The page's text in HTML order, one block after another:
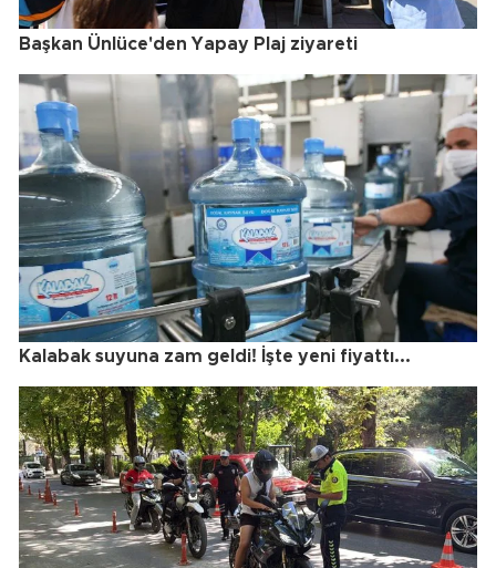
Başkan Ünlüce'den Yapay Plaj ziyareti
Kalabak suyuna zam geldi! İşte yeni fiyattı...